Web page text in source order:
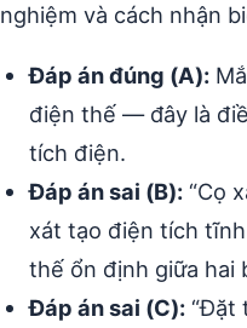
nghiệm và cách nhận
Đáp án đúng (A):
điện thế — đây là
tích điện.
Đáp án sai (B): “Cọ
xát tạo điện tích
thế ổn định giữa hai
Đáp án sai (C): “Đặt